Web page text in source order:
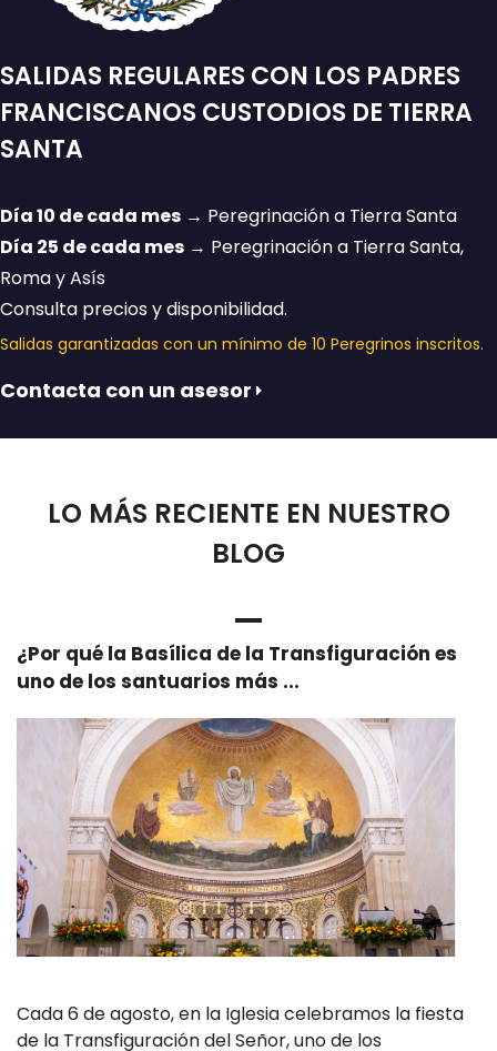
SALIDAS REGULARES CON LOS PADRES
FRANCISCANOS CUSTODIOS DE TIERRA
SANTA
Día 10 de cada mes → Peregrinación a Tierra Santa
Día 25 de cada mes → Peregrinación a Tierra Santa,
Roma y Asís
Consulta precios y disponibilidad.
Salidas garantizadas con un mínimo de 10 Peregrinos inscritos.
Contacta con un asesor
LO MÁS RECIENTE EN NUESTRO
BLOG
¿Por qué la Basílica de la Transfiguración es
uno de los santuarios más ...
Cada 6 de agosto, en la Iglesia celebramos la fiesta
de la Transfiguración del Señor, uno de los